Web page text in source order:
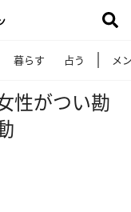
暮らす 占う メ
性がつい勘